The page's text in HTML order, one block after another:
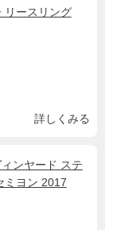
リースリング
詳しくみる
ンヤード ステ
ミヨン 2017